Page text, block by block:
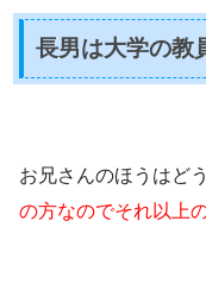
長男は大学の教
お兄さんのほうはど
の方なのでそれ以上